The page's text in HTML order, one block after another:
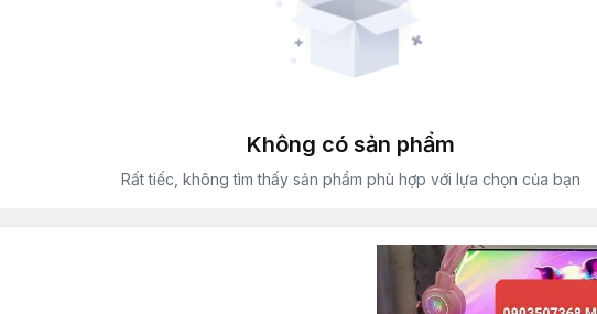
Không có sản phẩm
Rất tiếc, không tìm thấy sản phẩm phù hợp với lựa chọn của bạn